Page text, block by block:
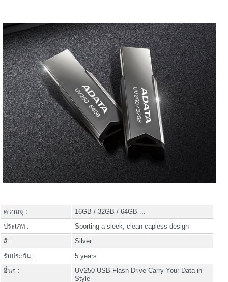
ความจุ :
16GB / 32GB / 64GB ...
ประเภท :
Sporting a sleek, clean capless design
สี :
Silver
รับประกัน :
5 years
อื่นๆ :
UV250 USB Flash Drive Carry Your Data in
Style